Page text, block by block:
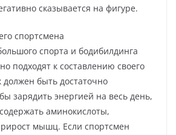
сказывается на фигуре.
спортсмена
спорта и бодибилдинга
подходят к составлению своего
должен быть достаточно
зарядить энергией на весь день,
аминокислоты,
мышц. Если спортсмен